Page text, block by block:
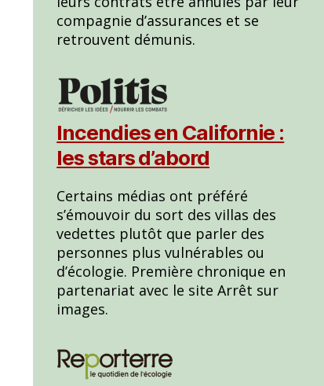
compagnie d’assurances et se
retrouvent démunis.
Incendies en Californie :
les stars d’abord
Certains médias ont préféré
s’émouvoir du sort des villas des
vedettes plutôt que parler des
personnes plus vulnérables ou
d’écologie. Première chronique en
partenariat avec le site Arrêt sur
images.